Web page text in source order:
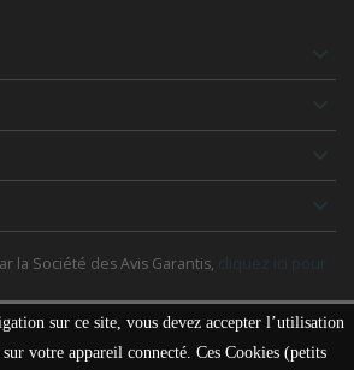
sur ce site, vous devez accepter l’utilisation
votre appareil connecté. Ces Cookies (petits
la Société des Avis Garantis,